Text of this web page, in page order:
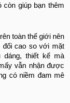
giúp bạn thêm
toàn thế giới nên
đối cao so với mặt
dáng, thiết kế mà
vẫn nhận được
có niềm đam mê